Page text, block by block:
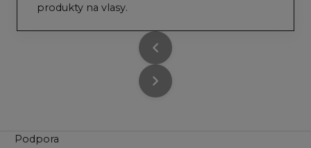
produkty na vlasy.
Podpora